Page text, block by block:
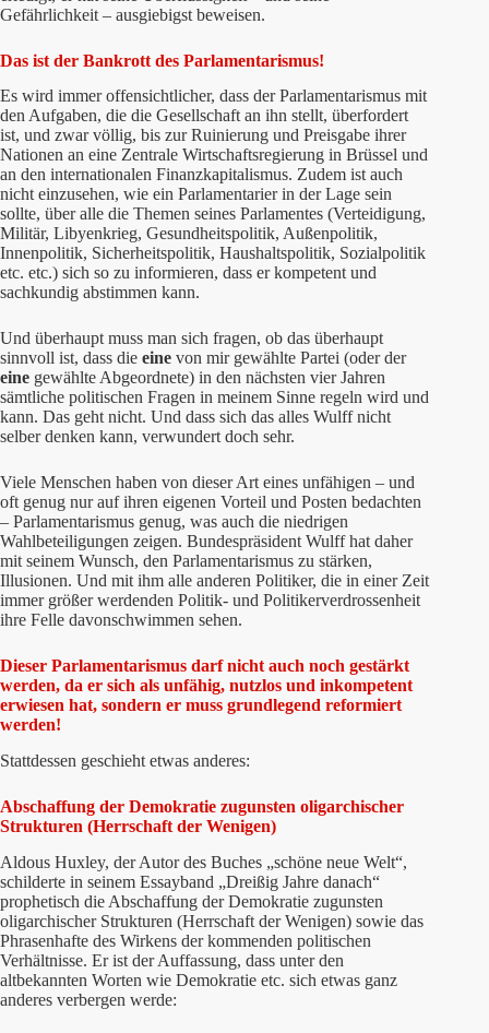
Gefährlichkeit – ausgiebigst beweisen.
Das ist der Bankrott des Parlamentarismus!
Es wird immer offensichtlicher, dass der Parlamentarismus mit
den Aufgaben, die die Gesellschaft an ihn stellt, überfordert
ist, und zwar völlig, bis zur Ruinierung und Preisgabe ihrer
Nationen an eine Zentrale Wirtschaftsregierung in Brüssel und
an den internationalen Finanzkapitalismus. Zudem ist auch
nicht einzusehen, wie ein Parlamentarier in der Lage sein
sollte, über alle die Themen seines Parlamentes (Verteidigung,
Militär, Libyenkrieg, Gesundheitspolitik, Außenpolitik,
Innenpolitik, Sicherheitspolitik, Haushaltspolitik, Sozialpolitik
etc. etc.) sich so zu informieren, dass er kompetent und
sachkundig abstimmen kann.
Und überhaupt muss man sich fragen, ob das überhaupt
sinnvoll ist, dass die eine von mir gewählte Partei (oder der
eine gewählte Abgeordnete) in den nächsten vier Jahren
sämtliche politischen Fragen in meinem Sinne regeln wird und
kann. Das geht nicht. Und dass sich das alles Wulff nicht
selber denken kann, verwundert doch sehr.
Viele Menschen haben von dieser Art eines unfähigen – und
oft genug nur auf ihren eigenen Vorteil und Posten bedachten
– Parlamentarismus genug, was auch die niedrigen
Wahlbeteiligungen zeigen. Bundespräsident Wulff hat daher
mit seinem Wunsch, den Parlamentarismus zu stärken,
Illusionen. Und mit ihm alle anderen Politiker, die in einer Zeit
immer größer werdenden Politik- und Politikerverdrossenheit
ihre Felle davonschwimmen sehen.
Dieser Parlamentarismus darf nicht auch noch gestärkt
werden, da er sich als unfähig, nutzlos und inkompetent
erwiesen hat, sondern er muss grundlegend reformiert
werden!
Stattdessen geschieht etwas anderes:
Abschaffung der Demokratie zugunsten oligarchischer
Strukturen (Herrschaft der Wenigen)
Aldous Huxley, der Autor des Buches „schöne neue Welt“,
schilderte in seinem Essayband „Dreißig Jahre danach“
prophetisch die Abschaffung der Demokratie zugunsten
oligarchischer Strukturen (Herrschaft der Wenigen) sowie das
Phrasenhafte des Wirkens der kommenden politischen
Verhältnisse. Er ist der Auffassung, dass unter den
altbekannten Worten wie Demokratie etc. sich etwas ganz
anderes verbergen werde: